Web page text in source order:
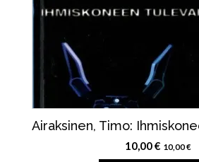
Airaksinen, Timo:
10,00€ 10,00€